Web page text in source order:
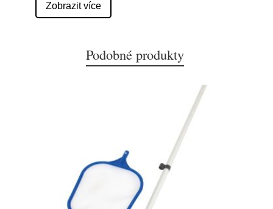
Zobrazit více
Podobné produkty